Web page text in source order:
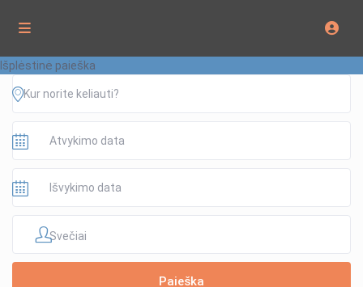
Išplėstinė paieška
Svečiai